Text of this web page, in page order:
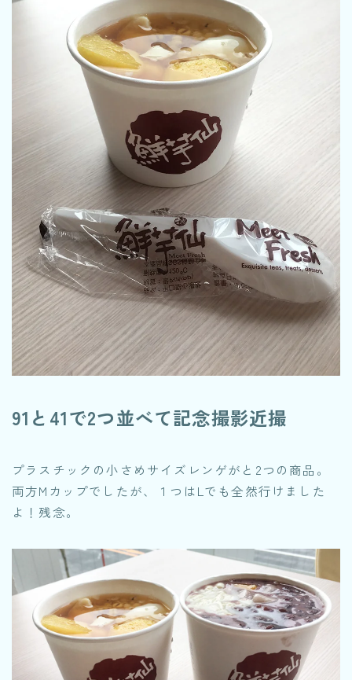
91と41で2つ並べて記念撮影近撮
プラスチックの小さめサイズレンゲがと2つの商品。
両方Mカップでしたが、１つはLでも全然行けました
よ！残念。